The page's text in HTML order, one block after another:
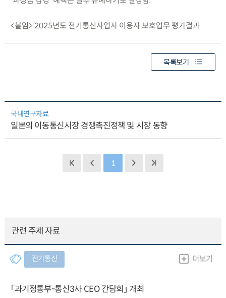
<붙임> 2025년도 전기통신사업자 이용자 보호업무 평가결과
목록보기
국내연구자료
일본의 이동통신시장 경쟁촉진정책 및 시장 동향
1
관련 주제 자료
전기통신 더보기
「과기정통부-통신3사 CEO 간담회」 개최